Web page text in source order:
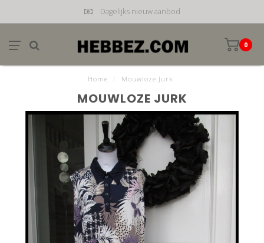
Dagelijks nieuw aanbod
0
Home Mouwloze Jurk
MOUWLOZE JURK